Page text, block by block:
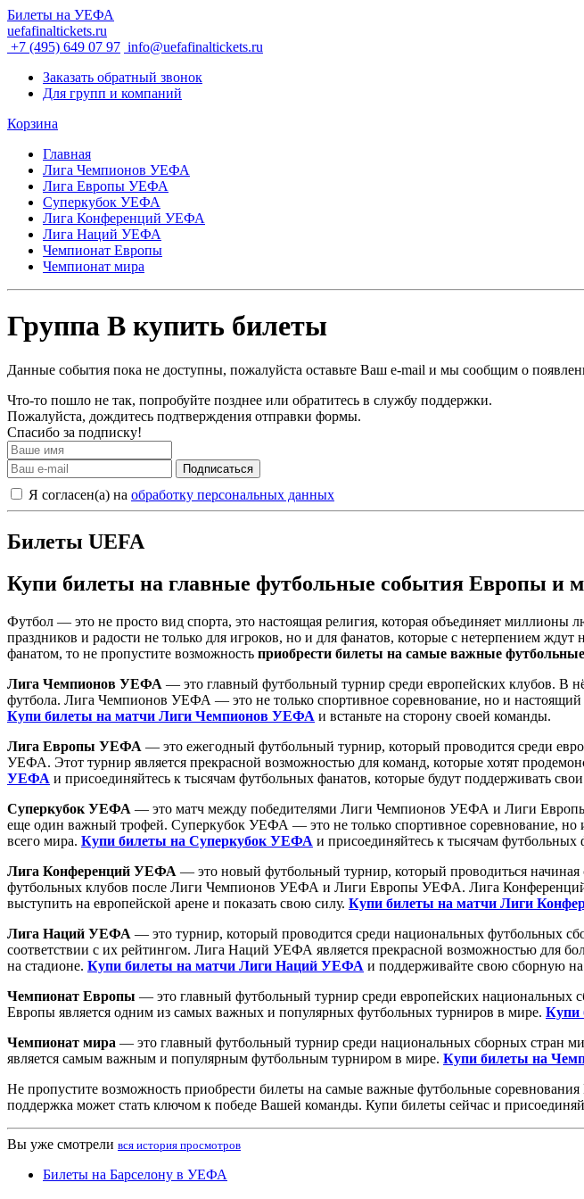
Билеты на УЕФА
uefafinaltickets.ru
+7 (495) 649 07 97 info@uefafinaltickets.ru
Заказать обратный звонок
Для групп и компаний
Корзина
Главная
Лига Чемпионов УЕФА
Лига Европы УЕФА
Суперкубок УЕФА
Лига Конференций УЕФА
Лига Наций УЕФА
Чемпионат Европы
Чемпионат мира
Группа B купить билеты
Данные события пока не доступны, пожалуйста оставьте Ваш e-mail и мы сообщим о
Что-то пошло не так, попробуйте позднее или обратитесь в службу поддержки.
Пожалуйста, дождитесь подтверждения отправки формы.
Спасибо за подписку!
Подписаться
Я согласен(а) на обработку персональных данных
Билеты UEFA
Купи билеты на главные футбольные события Европы и
Футбол — это не просто вид спорта, это настоящая религия, которая объединяет
праздников и радости не только для игроков, но и для фанатов, которые с нетерпением
фанатом, то не пропустите возможность приобрести билеты на самые важные
Лига Чемпионов УЕФА — это главный футбольный турнир среди европейских клубов. В
футбола. Лига Чемпионов УЕФА — это не только спортивное соревнование, но и
Купи билеты на матчи Лиги Чемпионов УЕФА и встаньте на сторону своей команды.
Лига Европы УЕФА — это ежегодный футбольный турнир, который проводится среди
УЕФА. Этот турнир является прекрасной возможностью для команд, которые хотят
УЕФА и присоединяйтесь к тысячам футбольных фанатов, которые будут поддерживать
Суперкубок УЕФА — это матч между победителями Лиги Чемпионов УЕФА и Лиги Европы
еще один важный трофей. Суперкубок УЕФА — это не только спортивное соревнование, но
всего мира. Купи билеты на Суперкубок УЕФА и присоединяйтесь к тысячам футбольных
Лига Конференций УЕФА — это новый футбольный турнир, который проводиться начиная
футбольных клубов после Лиги Чемпионов УЕФА и Лиги Европы УЕФА. Лига Конференций
выступить на европейской арене и показать свою силу. Купи билеты на матчи Лиги
Лига Наций УЕФА — это турнир, который проводится среди национальных футбольных
соответствии с их рейтингом. Лига Наций УЕФА является прекрасной возможностью для
на стадионе. Купи билеты на матчи Лиги Наций УЕФА и поддерживайте свою сборную
Чемпионат Европы — это главный футбольный турнир среди европейских национальных
Европы является одним из самых важных и популярных футбольных турниров в мире. Купи
Чемпионат мира — это главный футбольный турнир среди национальных сборных стран
является самым важным и популярным футбольным турниром в мире. Купи билеты на
Не пропустите возможность приобрести билеты на самые важные футбольные
поддержка может стать ключом к победе Вашей команды. Купи билеты сейчас и
Вы уже смотрели вся история просмотров
Билеты на Барселону в УЕФА